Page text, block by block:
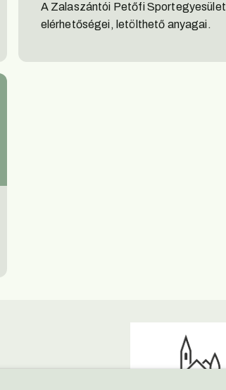
A Zalaszántói Petőfi Sportegyesület
elérhetőségei, letölthető anyagai.